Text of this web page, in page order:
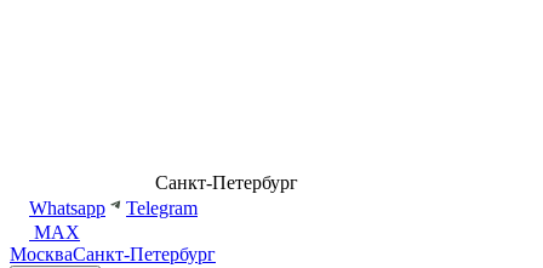
Санкт-Петербург
Whatsapp
Telegram
MAX
МоскваСанкт-Петербург